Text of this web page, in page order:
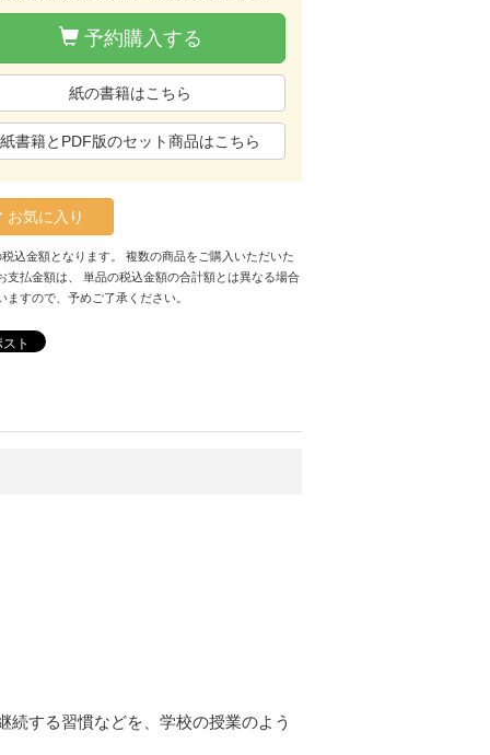
予約購入する
紙の書籍はこちら
紙書籍とPDF版のセット商品はこちら
お気に入り
込金額となります。 複数の商品をご購入いただいた
支払金額は、 単品の税込金額の合計額とは異なる場合
ますので、予めご了承ください。
ト
続する習慣などを、学校の授業のよう